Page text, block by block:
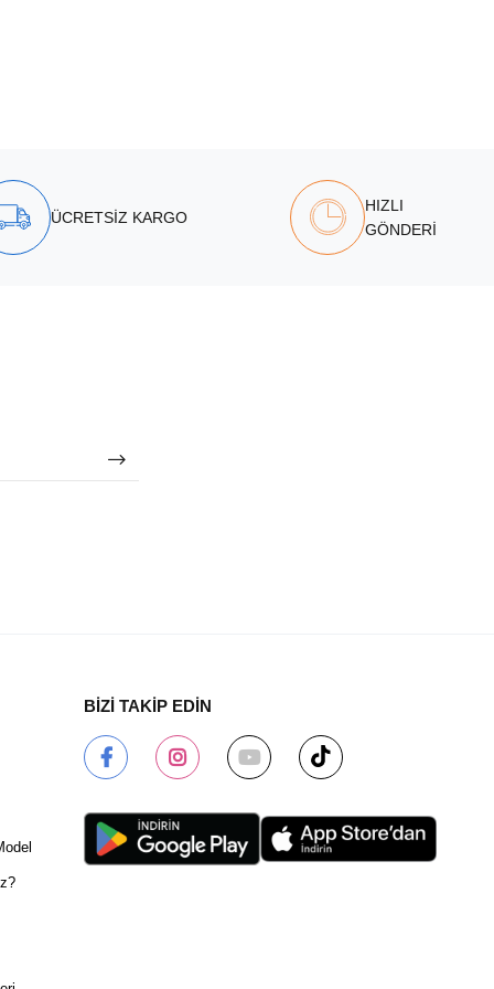
ÜCRETSİZ KARGO
HIZLI
GÖNDERİ
BİZİ TAKİP EDİN